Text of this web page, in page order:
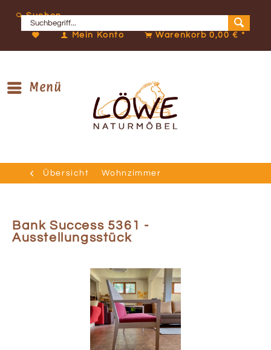
Suchen
Mein Konto Warenkorb0,00 € *
Menü
Übersicht Wohnzimmer
Bank Success 5361 -
Ausstellungsstück